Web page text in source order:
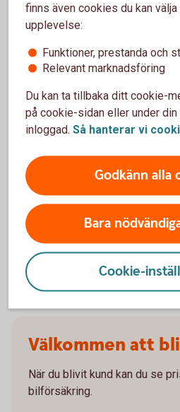
Trafik, hel och halv – vad
När slutar den tidigare
gälla?
Om man övningskör och
Gäller bilförsäkringen
Täcker försäkringen
Välkommen att
När du blivit kund kan du se
bilförsäkring.
finns även cookies du kan
upplevelse:
Funktioner, prestanda och
Relevant marknadsföring
Du kan ta tillbaka ditt cookie-
på cookie-sidan eller under din
inloggad. Så hanterar vi
Godkänn alla
Bara
Cookie-